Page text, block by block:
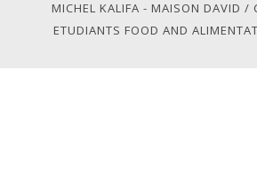
MICHEL KALIFA - MAISON DAVID /
ETUDIANTS FOOD AND